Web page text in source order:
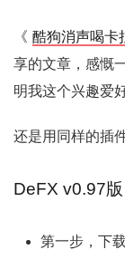
《 酷狗消声喝卡
享的文章，感慨
明我这个兴趣爱
还是用同样的插
DeFX v0.97版
第一步，下